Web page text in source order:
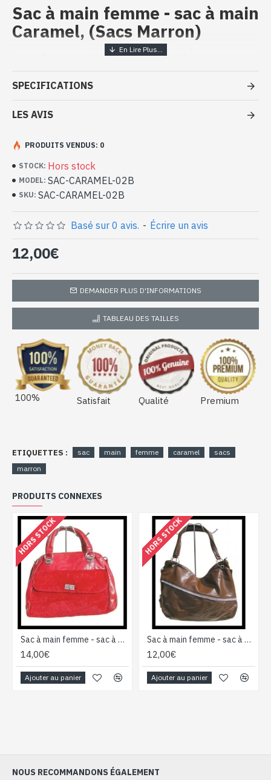
Sac à main femme - sac à main
Caramel, (Sacs Marron)
Sac à main femme - sac à main
Caramel à petit prix
- Sac 100 % polyuréthane
- Fermé par une fermeture éclair
- Bandoulière amovible et réglable
- Dimensions du sac 29 x 42 x 11 cm env
- Pièce unique
Sac à main Caramel 100 %
polyuréthane (SAC-CARAMEL-02B)
SPECIFICATIONS
LES AVIS
STOCK: Hors stock
MODEL: SAC-CARAMEL-02B
SKU: SAC-CARAMEL-02B
PRODUITS VENDUS: 0
Basé sur 0 avis. - Écrire un avis
12,00€
DEMANDER PLUS D'INFORMATIONS
TABLEAU DES TAILLES
100% Satisfait Qualité Premium
ETIQUETTES : sac main femme caramel
sacs
marron
PRODUITS CONNEXES
HORS STOCK
Sac à main femme - sac à main Rouge
14,00€
Ajouter au panier
HORS STOCK
Sac à main femme - sac à main Marron
12,00€
Ajouter au panier
NOUS RECOMMANDONS ÉGALEMENT